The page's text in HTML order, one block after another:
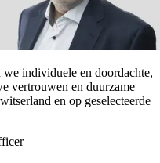
we individuele en doordachte,
vertrouwen en duurzame
en op geselecteerde